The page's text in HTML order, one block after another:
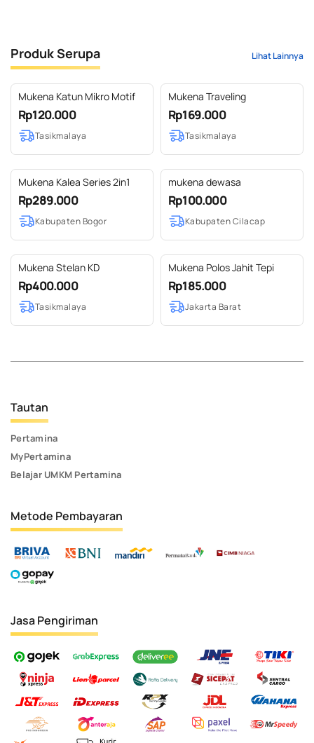
Produk Serupa Lihat Lainnya
Mukena Katun Mikro Motif
Rp120.000
Tasikmalaya
Mukena Traveling
Rp169.000
Tasikmalaya
Mukena Kalea Series 2in1
Rp289.000
Kabupaten Bogor
mukena dewasa
Rp100.000
Kabupaten Cilacap
Mukena Stelan KD
Rp400.000
Tasikmalaya
Mukena Polos Jahit Tepi
Rp185.000
Jakarta Barat
Tautan
Pertamina
MyPertamina
Belajar UMKM Pertamina
Metode Pembayaran
Jasa Pengiriman